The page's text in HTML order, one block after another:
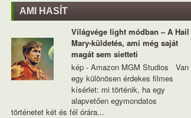
AMI HASÍT
Világvége light módban – A Hail
Mary-küldetés, ami még saját
magát sem sietteti
kép - Amazon MGM Studios Van
egy különösen érdekes filmes
kísérlet: mi történik, ha egy
alapvetően egymondatos
történetet két és fél órára...